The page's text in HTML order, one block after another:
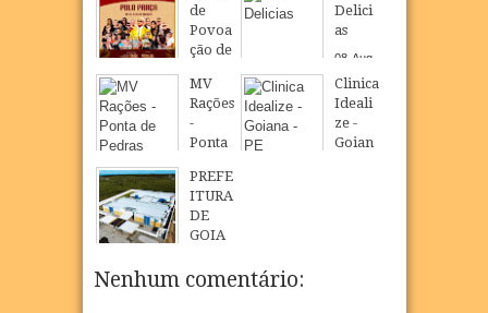
de
Povoa
ção de
Loure
nço
celebr
a fé,
e
Delici
as
08 Aug
2026
MV
Rações
-
Ponta
Pedra
s
08 Aug 2026
Clinica
Ideali
ze -
Goian
PREFE
ITURA
DE
GOIA
INAU
Nenhum comentário: